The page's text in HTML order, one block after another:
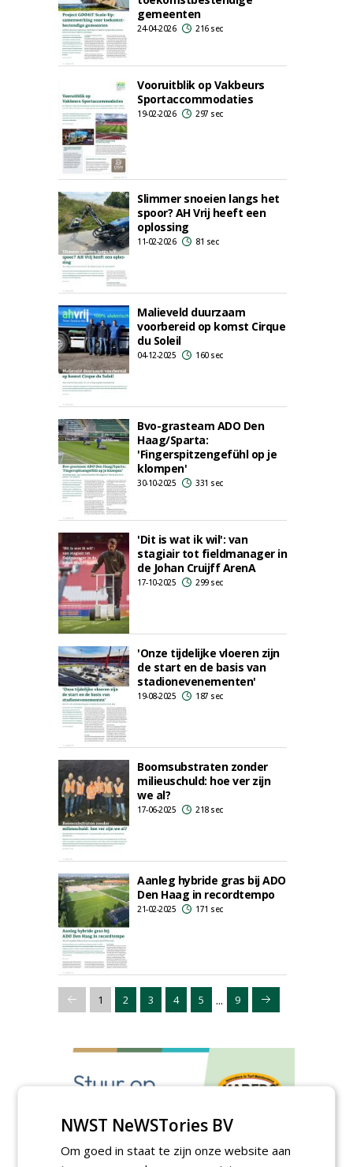
gemeenten
24-04-2026 216 sec
Vooruitblik op Vakbeurs
Sportaccommodaties
19-02-2026 297 sec
Slimmer snoeien langs het
spoor? AH Vrij heeft een
oplossing
11-02-2026 81 sec
Malieveld duurzaam
voorbereid op komst Cirque
du Soleil
04-12-2025 160 sec
Bvo-grasteam ADO Den
Haag/Sparta:
'Fingerspitzengefühl op je
klompen'
30-10-2025 331 sec
'Dit is wat ik wil': van
stagiair tot fieldmanager in
de Johan Cruijff ArenA
17-10-2025 299 sec
'Onze tijdelijke vloeren zijn
de start en de basis van
stadionevenementen'
19-08-2025 187 sec
Boomsubstraten zonder
milieuschuld: hoe ver zijn
we al?
17-06-2025 218 sec
Aanleg hybride gras bij ADO
Den Haag in recordtempo
21-02-2025 171 sec
1 2 3 4 5 ... 9
NWST NeWSTories BV
Om goed in staat te zijn onze website aan